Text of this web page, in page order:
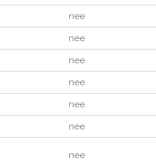
nee
nee
nee
nee
nee
nee
nee